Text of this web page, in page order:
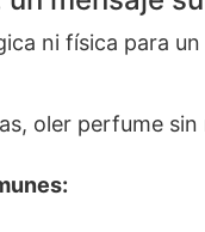
ni física para
oler perfume